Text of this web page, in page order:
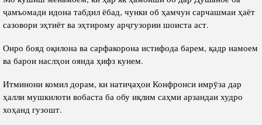
ҷамъомади идона табдил ёбад, чунки об ҳамчун сарчашмаи ҳаёт
сазовори эҳтиёт ва эҳтирому арҷгузории шоиста аст.
Онро бояд оқилона ва сарфакорона истифода барем, қадр намоем
ва барои наслҳои оянда ҳифз кунем.
Итминони комил дорам, ки натиҷаҳои Конфронси имрӯза дар
ҳалли мушкилоти вобаста ба обу иқлим саҳми арзандаи худро
хоҳанд гузошт.